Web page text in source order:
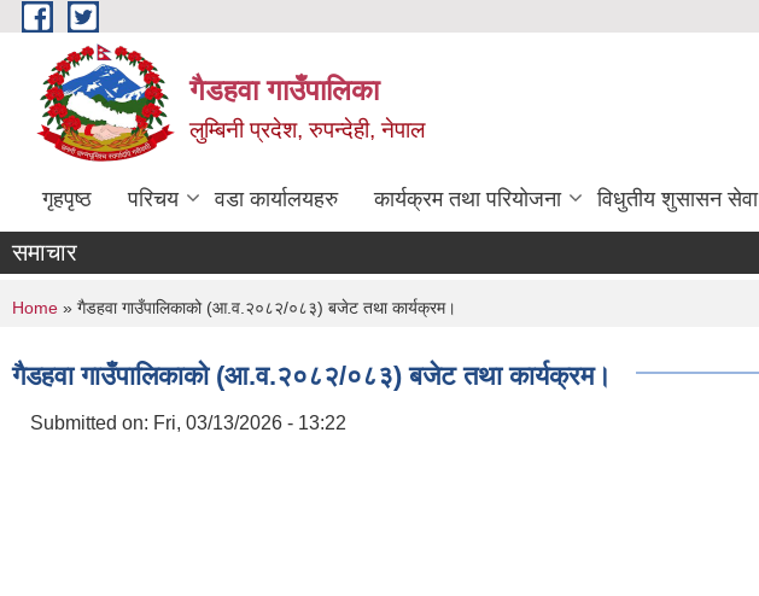
Skip to main content
गैडहवा गाउँपालिका
लुम्बिनी प्रदेश, रुपन्देही, नेपाल
गृहपृष्ठ परिचय वडा कार्यालयहरु कार्यक्रम तथा परियोजना विधुतीय शुसासन सेवा
समाचार
You are here
Home » गैडहवा गाउँपालिकाको (आ.व.२०८२/०८३) बजेट तथा कार्यक्रम।
गैडहवा गाउँपालिकाको (आ.व.२०८२/०८३) बजेट तथा कार्यक्रम।
Submitted on: Fri, 03/13/2026 - 13:22